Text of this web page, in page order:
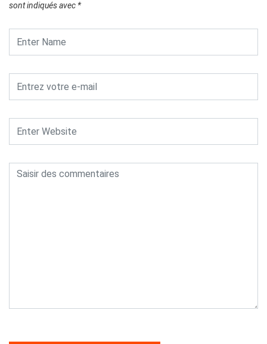
sont indiqués avec *